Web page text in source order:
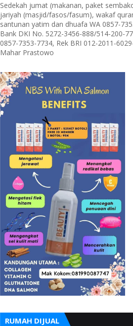
Sedekah jumat (makanan, paket
jariyah (masjid/fasos/fasum), wakaf
santunan yatim dan dhuafa WA 0857-
Bank DKI No. 5272-3456-888/514-200-
0857-7353-7734, Rek BRI 012-2011-
Mahar Prastowo
RUMAH DIJUAL